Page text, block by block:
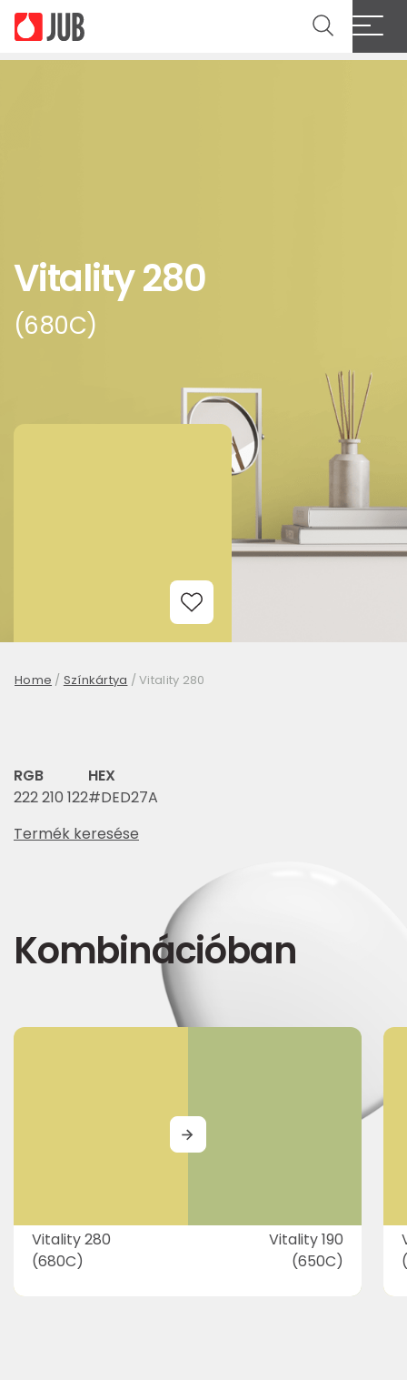
Vitality 280
(680C)
Add to Wishlist
Home / Színkártya /Vitality 280
RGB
222 210 122
HEX
#DED27A
Termék keresése
Kombinációban
Vitality 280
(680C)
Vitality 190
(650C)
MORE